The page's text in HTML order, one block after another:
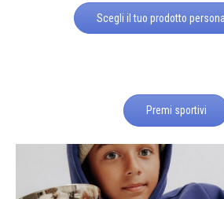
Scegli il tuo prodotto
Premi sportivi